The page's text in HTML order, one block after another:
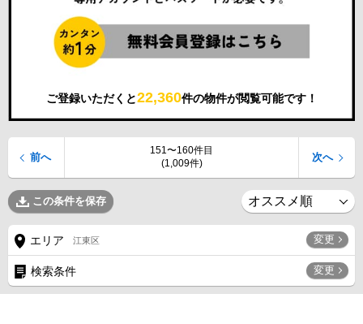
ご登録いただくと22,360件の物件が閲覧可能です！
151〜160件目
(1,009件)
前へ 次へ
この条件を保存
エリア 江東区 変更
検索条件 変更